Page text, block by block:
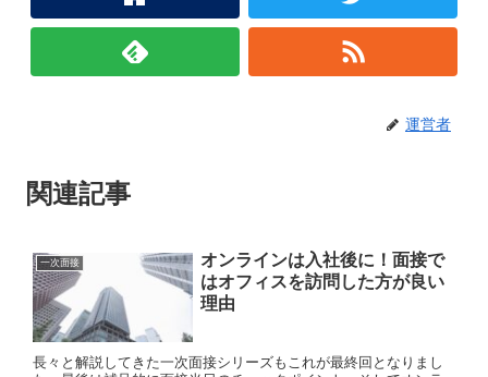
運営者
関連記事
一次面接
オンラインは入社後に！面接で
はオフィスを訪問した方が良い
理由
長々と解説してきた一次面接シリーズもこれが最終回となりまし